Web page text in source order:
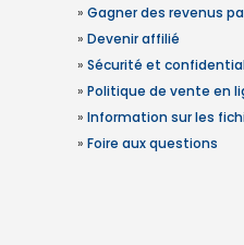
» Gagner des revenus
» Devenir affilié
» Sécurité et
» Politique de vente en
» Information sur les
» Foire aux questions